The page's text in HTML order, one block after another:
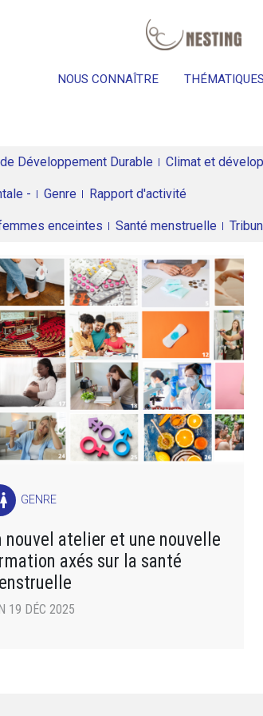
NOUS CONNAÎTRE THÉMATIQUES
Développement Durable Climat et
- Genre Rapport d'activité
enceintes Santé menstruelle
GENRE
nouvel atelier et une nouvelle
axés sur la santé
19 DÉC 2025